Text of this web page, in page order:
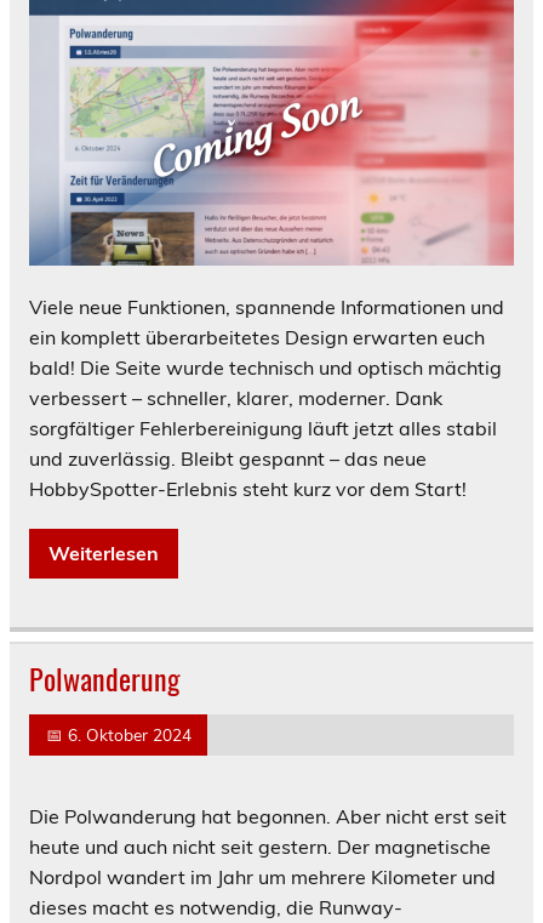
Viele neue Funktionen, spannende Informationen und
ein komplett überarbeitetes Design erwarten euch
bald! Die Seite wurde technisch und optisch mächtig
verbessert – schneller, klarer, moderner. Dank
sorgfältiger Fehlerbereinigung läuft jetzt alles stabil
und zuverlässig. Bleibt gespannt – das neue
HobbySpotter-Erlebnis steht kurz vor dem Start!
Weiterlesen
Polwanderung
📅 6. Oktober 2024
Die Polwanderung hat begonnen. Aber nicht erst seit
heute und auch nicht seit gestern. Der magnetische
Nordpol wandert im Jahr um mehrere Kilometer und
dieses macht es notwendig, die Runway-